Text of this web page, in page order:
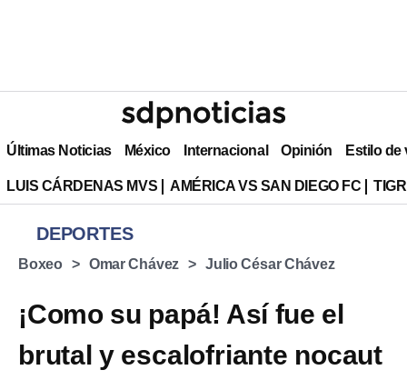
Últimas Noticias México Internacional Opinión Estilo de
LUIS CÁRDENAS MVS AMÉRICA VS SAN DIEGO FC
DEPORTES
Boxeo Omar Chávez Julio César Chávez
¡Como su papá! Así fue el
brutal y escalofriante nocaut